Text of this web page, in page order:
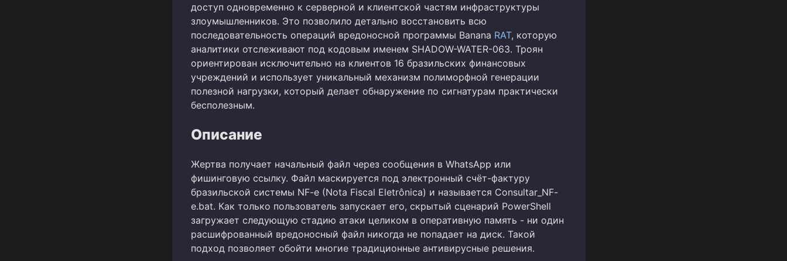
доступ одновременно к серверной и клиентской частям инфраструктуры
злоумышленников. Это позволило детально восстановить всю
последовательность операций вредоносной программы Banana RAT, которую
аналитики отслеживают под кодовым именем SHADOW-WATER-063. Троян
ориентирован исключительно на клиентов 16 бразильских финансовых
учреждений и использует уникальный механизм полиморфной генерации
полезной нагрузки, который делает обнаружение по сигнатурам практически
бесполезным.
Описание
Жертва получает начальный файл через сообщения в WhatsApp или
фишинговую ссылку. Файл маскируется под электронный счёт-фактуру
бразильской системы NF-e (Nota Fiscal Eletrônica) и называется Consultar_NF-
e.bat. Как только пользователь запускает его, скрытый сценарий PowerShell
загружает следующую стадию атаки целиком в оперативную память - ни один
расшифрованный вредоносный файл никогда не попадает на диск. Такой
подход позволяет обойти многие традиционные антивирусные решения.